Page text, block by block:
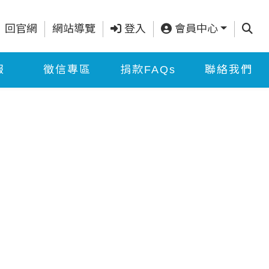
回官網 網站導覽 登入 會員中心 查詢
徵信專區 捐款FAQs 聯絡我們